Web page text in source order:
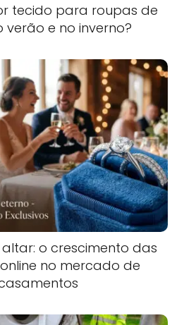
tecido para roupas de
e no inverno?
o crescimento das
no mercado de